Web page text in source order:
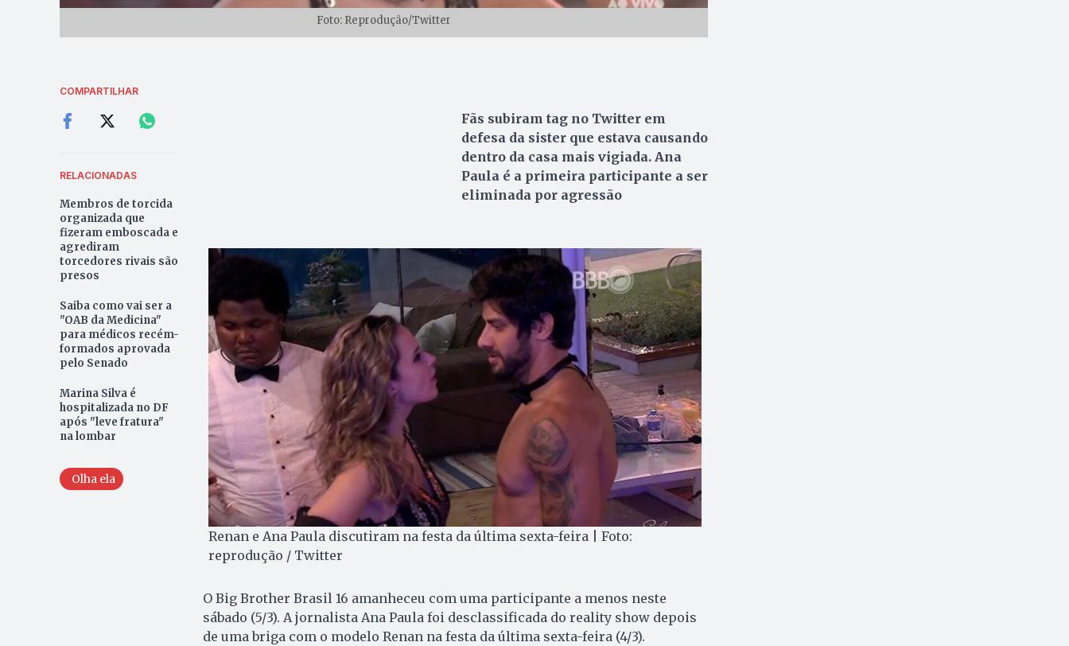
Foto: Reprodução/Twitter
COMPARTILHAR
RELACIONADAS
Membros de torcida
organizada que
fizeram emboscada e
agrediram
torcedores rivais são
presos
Saiba como vai ser a
"OAB da Medicina"
para médicos recém-
formados aprovada
pelo Senado
Marina Silva é
hospitalizada no DF
após "leve fratura"
na lombar
Olha ela
Fãs subiram tag no Twitter em
defesa da sister que estava causando
dentro da casa mais vigiada. Ana
Paula é a primeira participante a ser
eliminada por agressão
Renan e Ana Paula discutiram na festa da última sexta-feira | Foto:
reprodução / Twitter
O Big Brother Brasil 16 amanheceu com uma participante a menos neste
sábado (5/3). A jornalista Ana Paula foi desclassificada do reality show depois
de uma briga com o modelo Renan na festa da última sexta-feira (4/3).